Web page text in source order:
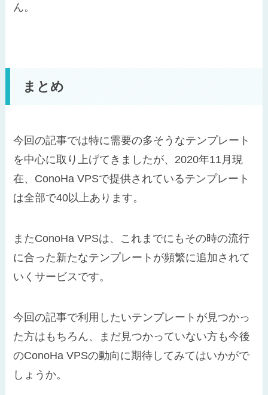
ん。
まとめ
今回の記事では特に需要の多そうなテンプレート
を中心に取り上げてきましたが、2020年11月現
在、ConoHa VPSで提供されているテンプレート
は全部で40以上あります。
またConoHa VPSは、これまでにもその時の流行
に合った新たなテンプレートが頻繁に追加されて
いくサービスです。
今回の記事で利用したいテンプレートが見つかっ
た方はもちろん、まだ見つかっていない方も今後
のConoHa VPSの動向に期待してみてはいかがで
しょうか。